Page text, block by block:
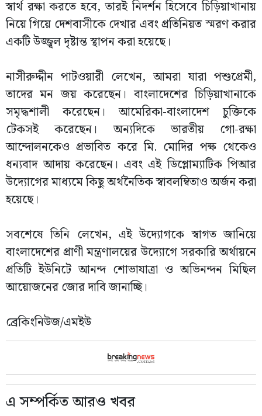
স্বার্থ রক্ষা করতে হবে, তারই নিদর্শন হিসেবে চিড়িয়াখানায়
নিয়ে গিয়ে দেশবাসীকে দেখার এবং প্রতিনিয়ত স্মরণ করার
একটি উজ্জ্বল দৃষ্টান্ত স্থাপন করা হয়েছে।
নাসীরুদ্দীন পাটওয়ারী লেখেন, আমরা যারা পশুপ্রেমী,
তাদের মন জয় করেছেন। বাংলাদেশের চিড়িয়াখানাকে
সমৃদ্ধশালী করেছেন। আমেরিকা-বাংলাদেশ চুক্তিকে
টেকসই করেছেন। অন্যদিকে ভারতীয় গো-রক্ষা
আন্দোলনকেও প্রভাবিত করে মি. মোদির পক্ষ থেকেও
ধন্যবাদ আদায় করেছেন। এবং এই ডিপ্লোম্যাটিক পিআর
উদ্যোগের মাধ্যমে কিছু অর্থনৈতিক স্বাবলম্বিতাও অর্জন করা
হয়েছে।
সবশেষে তিনি লেখেন, এই উদ্যোগকে স্বাগত জানিয়ে
বাংলাদেশের প্রাণী মন্ত্রণালয়ের উদ্যোগে সরকারি অর্থায়নে
প্রতিটি ইউনিটে আনন্দ শোভাযাত্রা ও অভিনন্দন মিছিল
আয়োজনের জোর দাবি জানাচ্ছি।
ব্রেকিংনিউজ/এমইউ
এ সম্পর্কিত আরও খবর